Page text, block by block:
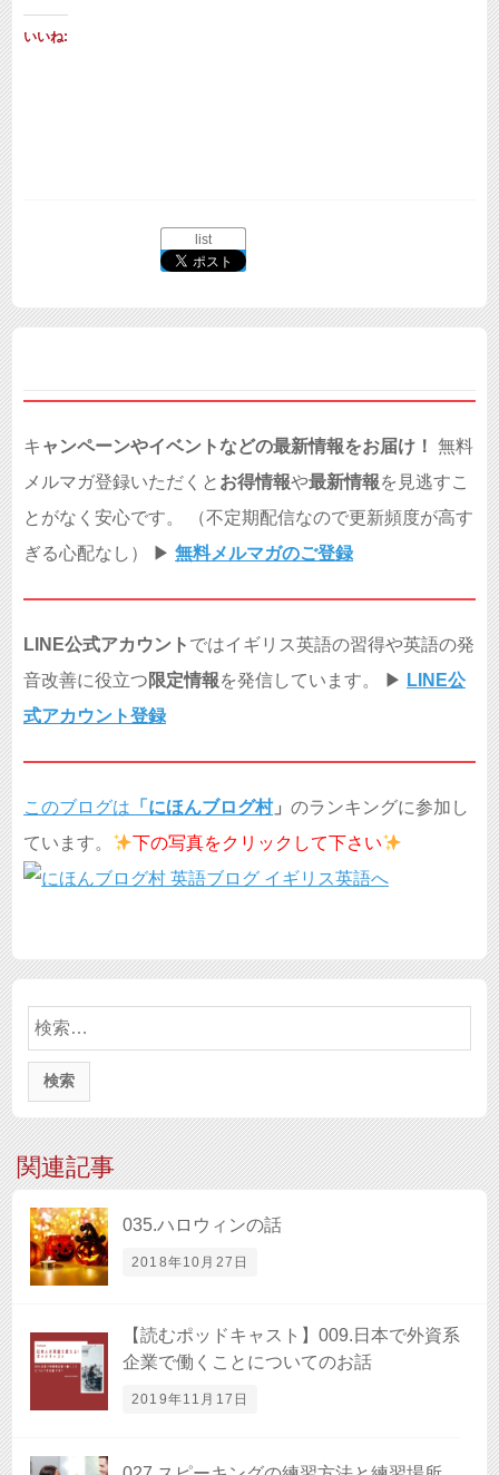
いいね:
list
キ ャンペーンやイベントなどの最新情報をお届け！ 無料
メルマガ登録いただくと お得情報や最新情報を見逃すこ
とがなく安心です。 （不定期配信なので更新頻度が高す
ぎる心配なし） ▶︎ 無料メルマガのご登録
LINE公式アカウント ではイギリス英語の習得や英語の発
音改善に役立つ 限定情報を発信しています。 ▶︎ LINE公
式アカウント登録
このブログは 「 にほんブログ村」 のランキングに参加し
ています。
下の写真をクリックして下さい
検
索:
関連記事
035.ハロウィンの話
2018年10月27日
【読むポッドキャスト】009.日本で外資系
企業で働くことについてのお話
2019年11月17日